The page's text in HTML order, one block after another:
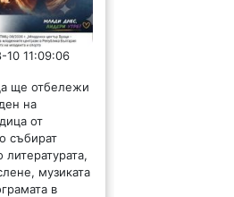
11:09:06
ще отбележи
на
от
събират
музиката
в